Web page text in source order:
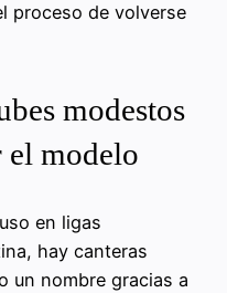
proceso de volverse
modestos
el modelo
en ligas
hay canteras
un nombre gracias a